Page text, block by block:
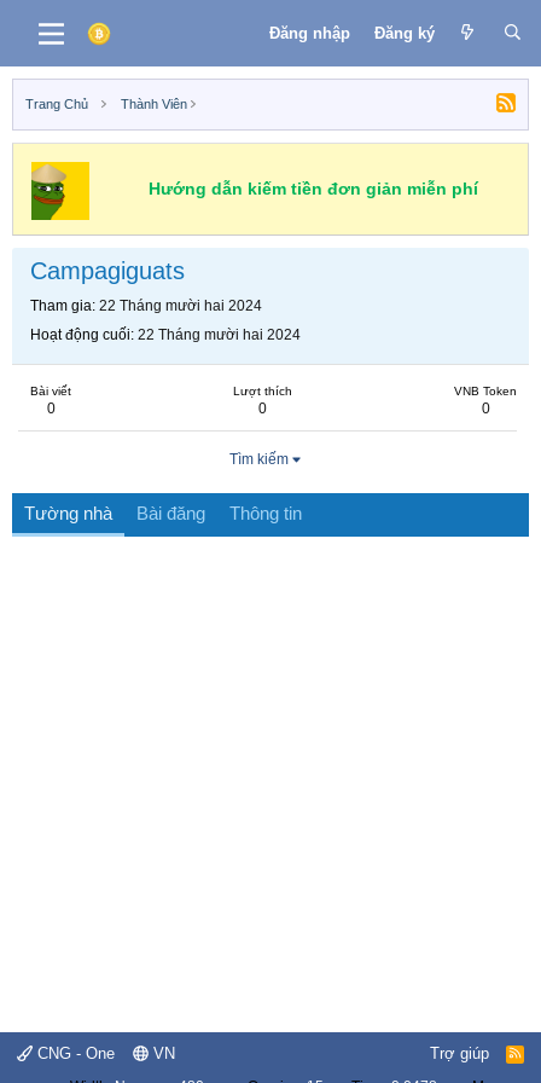
Đăng nhập Đăng ký
Trang Chủ Thành Viên
Hướng dẫn kiếm tiền đơn giản miễn phí
Campagiguats
Tham gia 22 Tháng mười hai 2024
Hoạt động cuối 22 Tháng mười hai 2024
Bài viết
0
Lượt thích
0
VNB Token
0
Tìm kiếm
Tường nhà Bài đăng Thông tin
CNG - One VN Trợ giúp
R